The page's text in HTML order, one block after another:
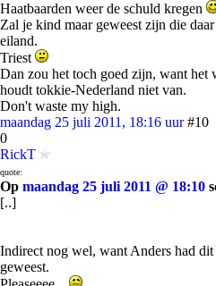
Haatbaarden weer de schuld kregen
Zal je kind maar geweest zijn die
eiland.
Triest
Dan zou het toch goed zijn, want het
houdt tokkie-Nederland niet van.
Don't waste my high.
maandag 25 juli 2011, 18:16 uur #10
0
RickT
quote:
Op maandag 25 juli 2011 @ 18:10
[..]
Indirect nog wel, want Anders had
geweest.